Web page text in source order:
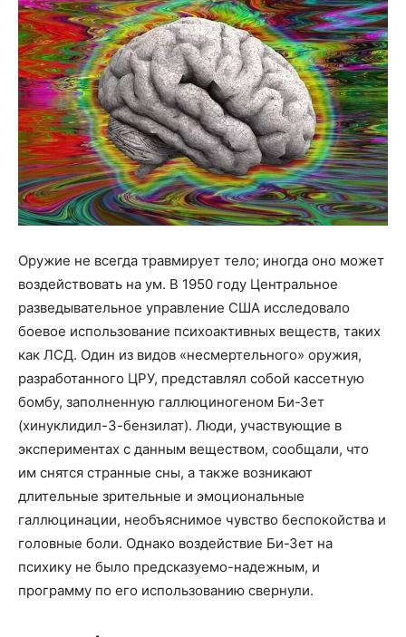
Оружие не всегда травмирует тело; иногда оно может
воздействовать на ум. В 1950 году Центральное
разведывательное управление США исследовало
боевое использование психоактивных веществ, таких
как ЛСД. Один из видов «несмертельного» оружия,
разработанного ЦРУ, представлял собой кассетную
бомбу, заполненную галлюциногеном Би-Зет
(хинуклидил-3-бензилат). Люди, участвующие в
экспериментах с данным веществом, сообщали, что
им снятся странные сны, а также возникают
длительные зрительные и эмоциональные
галлюцинации, необъяснимое чувство беспокойства и
головные боли. Однако воздействие Би-Зет на
психику не было предсказуемо-надежным, и
программу по его использованию свернули.